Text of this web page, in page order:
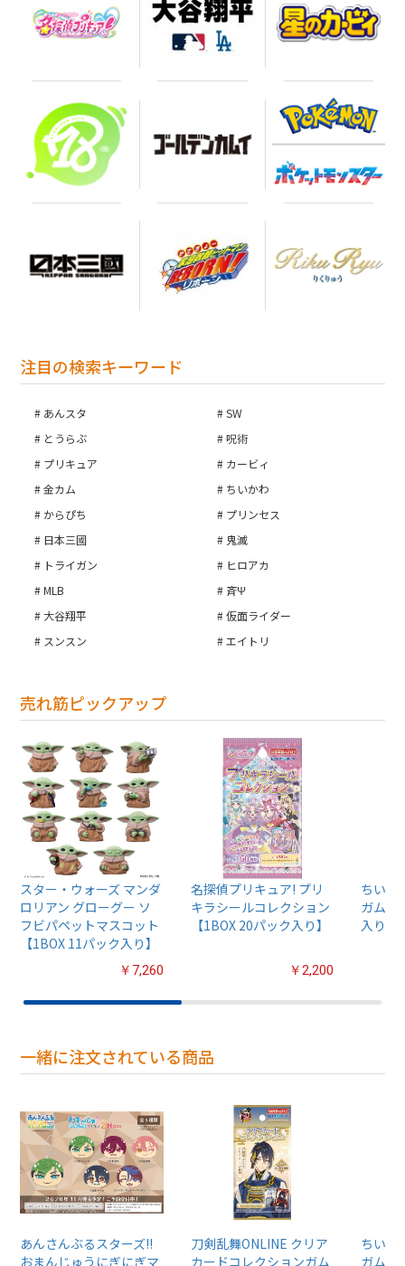
注目の検索キーワード
あんスタ
SW
とうらぶ
呪術
プリキュア
カービィ
金カム
ちいかわ
からぴち
プリンセス
日本三國
鬼滅
トライガン
ヒロアカ
MLB
斉Ψ
大谷翔平
仮面ライダー
スンスン
エイトリ
売れ筋ピックアップ
スター・ウォーズ マンダ
ロリアン グローグー ソ
フビパペットマスコット
【1BOX 11パック入り】
￥7,260
名探偵プリキュア! プリ
キラシールコレクション
【1BOX 20パック入り】
￥2,200
ちいか
ガム4
入り】
一緒に注文されている商品
あんさんぶるスターズ!!
おまんじゅうにぎにぎマ
刀剣乱舞ONLINE クリア
カードコレクションガム
ちいか
ガム4
カートへ進む